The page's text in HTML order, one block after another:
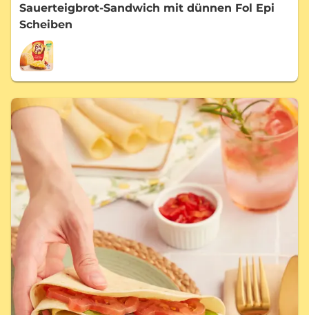
Sauerteigbrot-Sandwich mit dünnen Fol Epi
Scheiben